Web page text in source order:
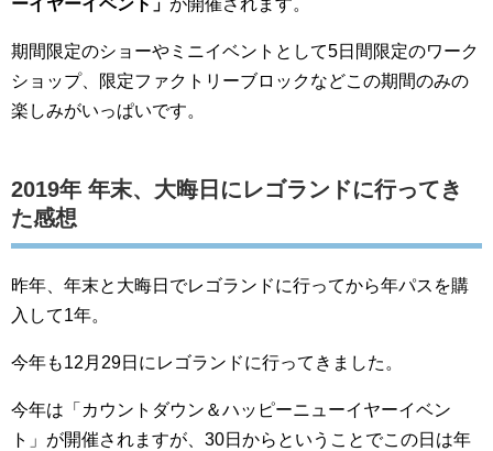
ーイヤーイベント」 が開催されます。
期間限定のショーやミニイベントとして5日間限定のワーク
ショップ、限定ファクトリーブロックなどこの期間のみの
楽しみがいっぱいです。
2019年 年末、大晦日にレゴランドに行ってき
た感想
昨年、年末と大晦日でレゴランドに行ってから年パスを購
入して1年。
今年も12月29日にレゴランドに行ってきました。
今年は「カウントダウン＆ハッピーニューイヤーイベン
ト」が開催されますが、30日からということでこの日は年